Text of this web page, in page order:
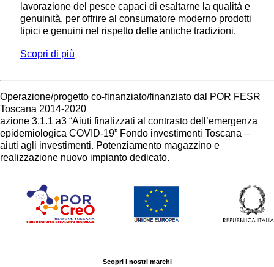
lavorazione del pesce capaci di esaltarne la qualità e
genuinità, per offrire al consumatore moderno prodotti
tipici e genuini nel rispetto delle antiche tradizioni.
Scopri di più
Operazione/progetto co-finanziato/finanziato dal POR FESR
Toscana 2014-2020
azione 3.1.1 a3 “Aiuti finalizzati al contrasto dell’emergenza
epidemiologica COVID-19” Fondo investimenti Toscana –
aiuti agli investimenti. Potenziamento magazzino e
realizzazione nuovo impianto dedicato.
Scopri i nostri marchi